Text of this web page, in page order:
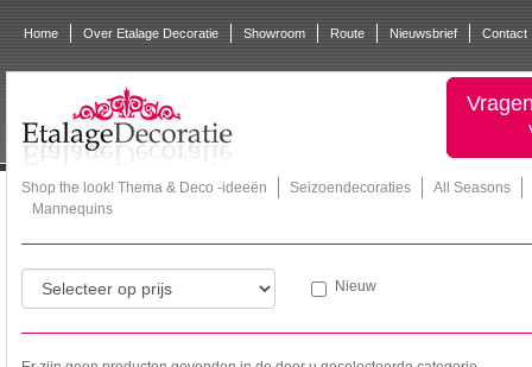
Home Over Etalage Decoratie Showroom Route Nieuwsbrief Contact
Shop the look! Thema & Deco -ideeën Seizoendecoraties
All Seasons
Mannequins
Nieuw